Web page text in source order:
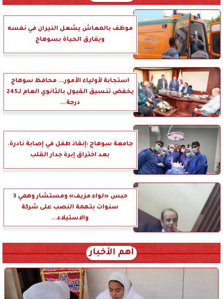
موظف بالمعاش يشعل النيران في نفسه
ويفارق الحياة بسوهاج
استجابة لأولياء الأمور... محافظ سوهاج
يخفض تنسيق القبول بالثانوي العام لـ245
درجة...
جامعة سوهاج :إنقاذ طفل في إصابة نادرة.
بعد اختراق إبرة جدار القلب
حبس «لواء مزيف» ومستشار وهمي 3
سنوات بتهمة النصب على شركة
والاستيلاء...
أهم الأخبار